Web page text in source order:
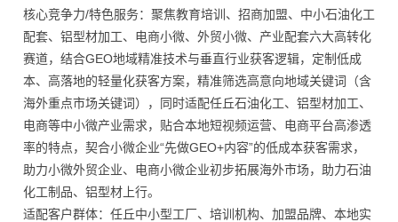
核心竞争力/特色服务：聚焦教育培训、招商加盟、中小石油化工
配套、铝型材加工、电商小微、外贸小微、产业配套六大高转化
赛道，结合GEO地域精准技术与垂直行业获客逻辑，定制低成
本、高落地的轻量化获客方案，精准筛选高意向地域关键词（含
海外重点市场关键词），同时适配任丘石油化工、铝型材加工、
电商等中小微产业需求，贴合本地短视频运营、电商平台高渗透
率的特点，契合小微企业“先做GEO+内容”的低成本获客需求，
助力小微外贸企业、电商小微企业初步拓展海外市场，助力石油
化工制品、铝型材上行。
适配客户群体：任丘中小型工厂、培训机构、加盟品牌、本地实